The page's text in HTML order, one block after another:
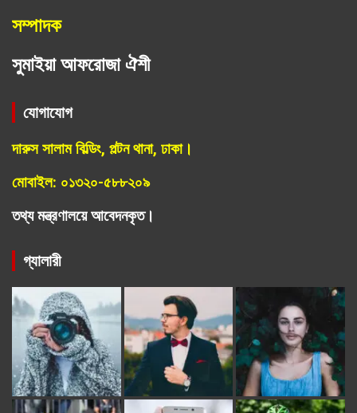
সম্পাদক
সুমাইয়া আফরোজা ঐশী
যোগাযোগ
দারুস সালাম বিল্ডিং, পল্টন থানা, ঢাকা।
মোবাইল: ০১৩২০-৫৮৮২০৯
তথ্য মন্ত্রণালয়ে আবেদনকৃত।
গ্যালারী